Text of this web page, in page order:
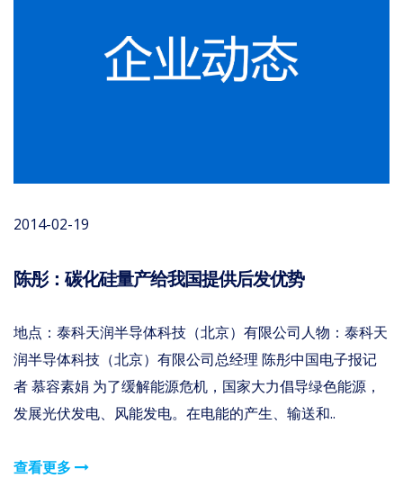
2014-02-19
陈彤：碳化硅量产给我国提供后发优势
地点：泰科天润半导体科技（北京）有限公司人物：泰科天
润半导体科技（北京）有限公司总经理 陈彤中国电子报记
者 慕容素娟 为了缓解能源危机，国家大力倡导绿色能源，
发展光伏发电、风能发电。在电能的产生、输送和..
查看更多